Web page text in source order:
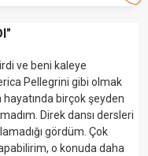
ve beni kaleye
Pellegrini gibi olmak
birçok şeyden
Direk dansı dersleri
gördüm. Çok
o konuda daha